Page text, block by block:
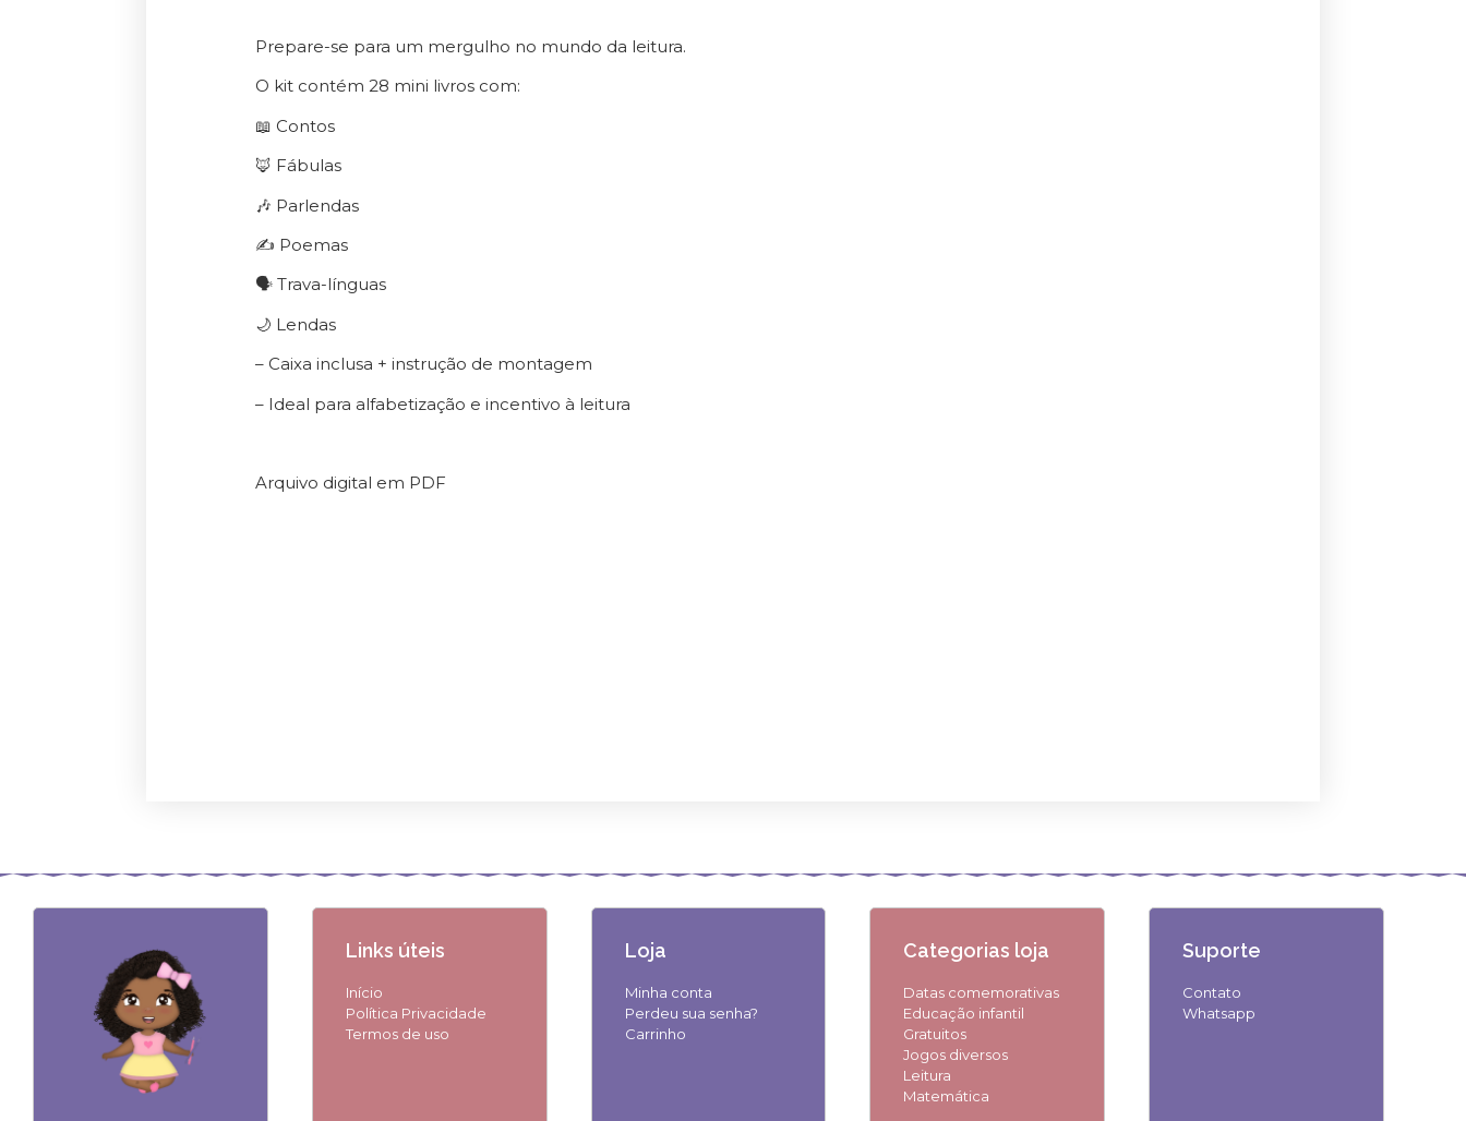
Prepare-se para um mergulho no mundo da leitura.
O kit contém 28 mini livros com:
📖 Contos
🦊 Fábulas
🎶 Parlendas
✍️ Poemas
🗣️ Trava-línguas
🌙 Lendas
– Caixa inclusa + instrução de montagem
– Ideal para alfabetização e incentivo à leitura
Arquivo digital em PDF
Links úteis
Início
Política Privacidade
Termos de uso
Loja
Minha conta
Perdeu sua senha?
Carrinho
Categorias loja
Datas comemorativas
Educação infantil
Gratuitos
Jogos diversos
Leitura
Matemática
Suporte
Contato
Whatsapp